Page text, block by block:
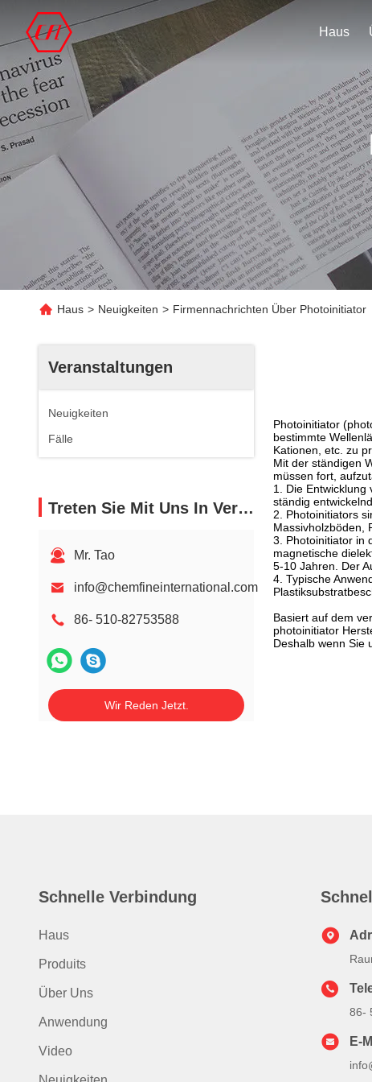
Haus
Haus > Neuigkeiten > Firmennachrichten Über Photoinitiator
Veranstaltungen
Neuigkeiten
Fälle
Treten Sie Mit Uns In Verbindung
Mr. Tao
info@chemfineinternational.com
86- 510-82753588
Wir Reden Jetzt.
Photoinitiator
bestimmte
Kationen, etc. zu
Mit der ständigen
müssen fort,
1. Die
ständig
2. Photoinitiators
Massivholzböden,
3. Photoinitiator in
magnetische
5-10 Jahren. Der
4. Typische
Basiert auf dem
photoinitiator
Deshalb wenn Sie
Schnelle Verbindung
Haus
Produits
Über Uns
Anwendung
Video
86-
E-